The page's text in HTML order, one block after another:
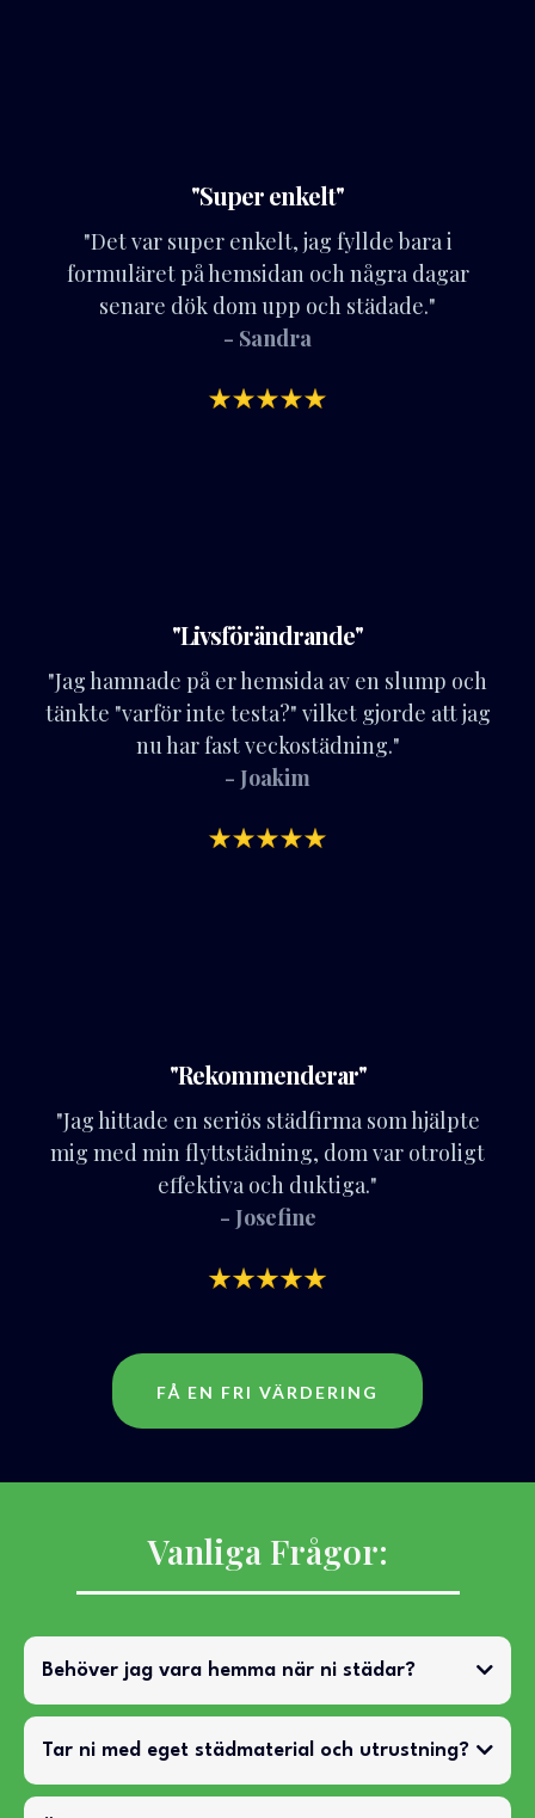
"Super enkelt"
"Det var super enkelt, jag fyllde bara i
formuläret på hemsidan och några dagar
senare dök dom upp och städade."
- Sandra
"Livsförändrande"
"Jag hamnade på er hemsida av en slump och
tänkte "varför inte testa?" vilket gjorde att jag
nu har fast veckostädning."
- Joakim
"Rekommenderar"
"Jag hittade en seriös städfirma som hjälpte
mig med min flyttstädning, dom var otroligt
effektiva och duktiga."
- Josefine
FÅ EN FRI VÄRDERING
Vanliga Frågor:
Behöver jag vara hemma när ni städar?
Tar ni med eget städmaterial och utrustning?